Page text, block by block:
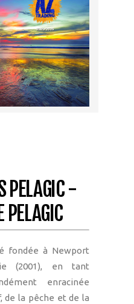
PELAGIC -
PELAGIC
fondée à Newport
(2001), en tant
enracinée
de la pêche et de la